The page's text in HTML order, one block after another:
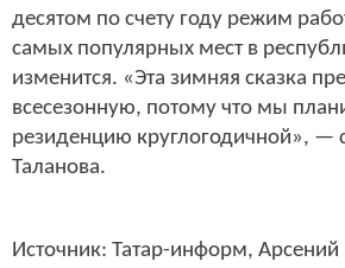
десятом по счету году режим
самых популярных мест в
изменится. «Эта зимняя сказка
всесезонную, потому что мы
резиденцию круглогодичной»,
Таланова.
Источник: Татар-информ,